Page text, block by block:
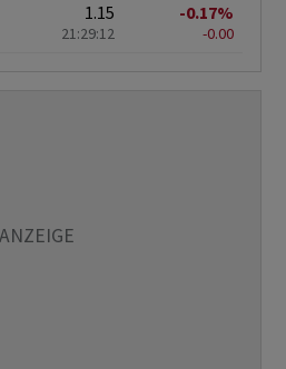
1.15
21:29:12
-0.17%
-0.00